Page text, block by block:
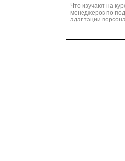
Что изучают на
менеджеров по
адаптации